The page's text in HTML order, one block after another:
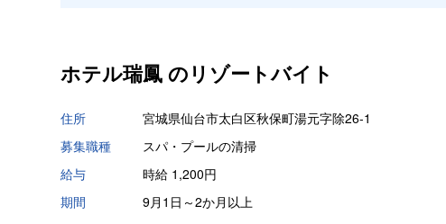
ホテル瑞鳳 のリゾートバイト
住所
宮城県仙台市太白区秋保町湯元字除26-1
募集職種
スパ・プールの清掃
給与
時給 1,200円
期間
9月1日～2か月以上